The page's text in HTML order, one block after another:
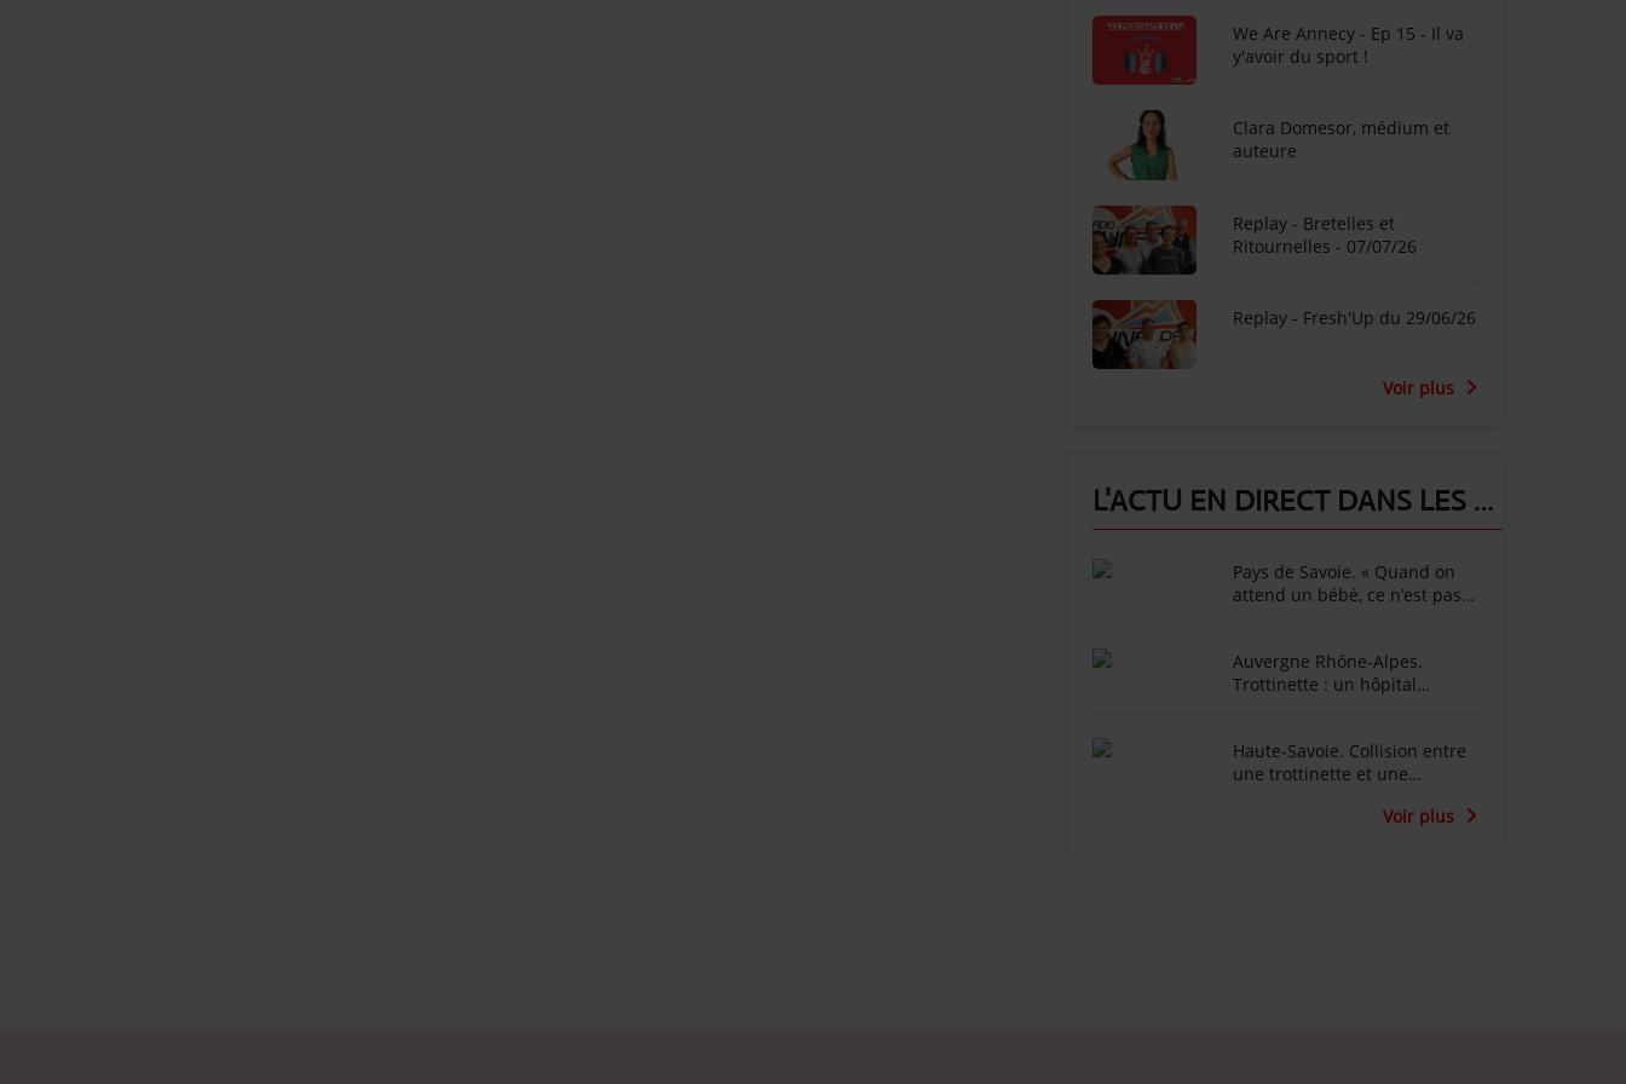
We Are Annecy - Ep 15 - Il va
y'avoir du sport !
Clara Domesor, médium et
auteure
Replay - Bretelles et
Ritournelles - 07/07/26
Replay - Fresh'Up du 29/06/26
Voir plus
L'ACTU EN DIRECT DANS LES ALPES !
Pays de Savoie. « Quand on
attend un bébé, ce n’est pas
accompagner le deuil
périnatal
Auvergne Rhône-Alpes.
Trottinette : un hôpital
crâniens
Haute-Savoie. Collision entre
une trottinette et une
n’aurait pas respecté le feu
Voir plus